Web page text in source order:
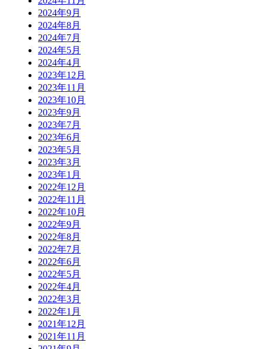
2024年9月
2024年8月
2024年7月
2024年5月
2024年4月
2023年12月
2023年11月
2023年10月
2023年9月
2023年7月
2023年6月
2023年5月
2023年3月
2023年1月
2022年12月
2022年11月
2022年10月
2022年9月
2022年8月
2022年7月
2022年6月
2022年5月
2022年4月
2022年3月
2022年1月
2021年12月
2021年11月